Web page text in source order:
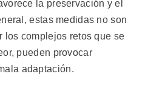
la preservación y el
estas medidas no son
los complejos retos que se
pueden provocar
adaptación.